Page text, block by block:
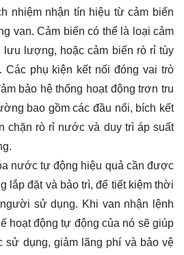
nhiệm nhận tín hiệu từ cảm biến
van. Cảm biến có thể là loại cảm
lưu lượng, hoặc cảm biến rò rỉ tùy
Các phụ kiện kết nối đóng vai trò
bảo hệ thống hoạt động trơn tru
bao gồm các đầu nối, bích kết
chặn rò rỉ nước và duy trì áp suất
nước tự động hiệu quả cần được
lắp đặt và bảo trì, để tiết kiệm thời
sử dụng. Khi van nhận lệnh
hoạt động tự động của nó sẽ giúp
dụng, giảm lãng phí và bảo vệ